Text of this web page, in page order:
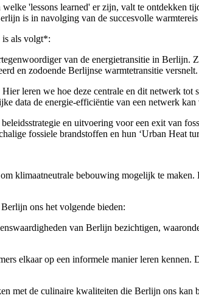
'lessons learned' er zijn, valt te ontdekken
is in navolging van de succesvolle
is als volgt*:
van de energietransitie in Berlijn.
en zodoende Berlijnse warmtetransitie versnelt.
leren we hoe deze centrale en dit netwerk
data de energie-efficiëntie van een netwerk kan
en uitvoering voor een exit van
fossiele brandstoffen en hun ‘Urban Heat
klimaatneutrale bebouwing mogelijk te
ons het volgende bieden:
van Berlijn bezichtigen,
elkaar op een informele manier leren
met de culinaire kwaliteiten die Berlijn ons kan